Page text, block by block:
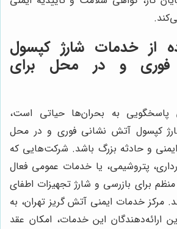
از خدمات شارژ کپسول
و در محل برای
پاسخگویی به بحران‌ها حیاتی است،
کپسول آتش نشانی فوری و در محل
و حادثه بزرگ باشد. شرکت‌هایی که
پتروشیمی، یا خدمات عمومی فعال
منظم برای بازرسی و شارژ تجهیزات اطفای
مرکز خدمات ایمنی آتش گریز تهران، به
ارائه‌دهندگان این خدمات، امکان عقد